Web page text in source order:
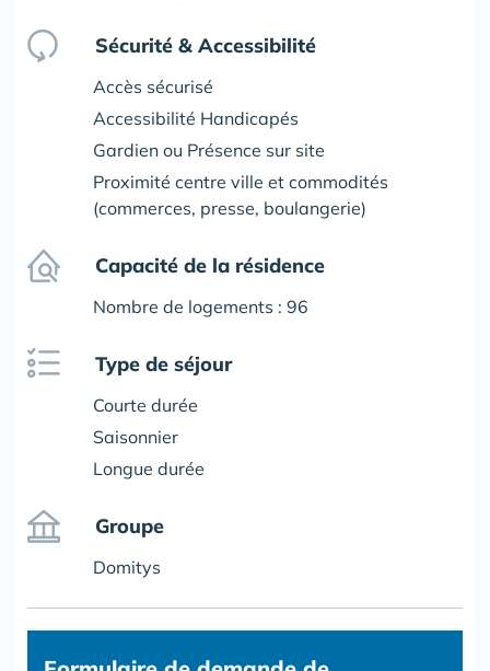
Sécurité & Accessibilité
Accès sécurisé
Accessibilité Handicapés
Gardien ou Présence sur site
Proximité centre ville et commodités
(commerces, presse, boulangerie)
Capacité de la résidence
Nombre de logements : 96
Type de séjour
Courte durée
Saisonnier
Longue durée
Groupe
Domitys